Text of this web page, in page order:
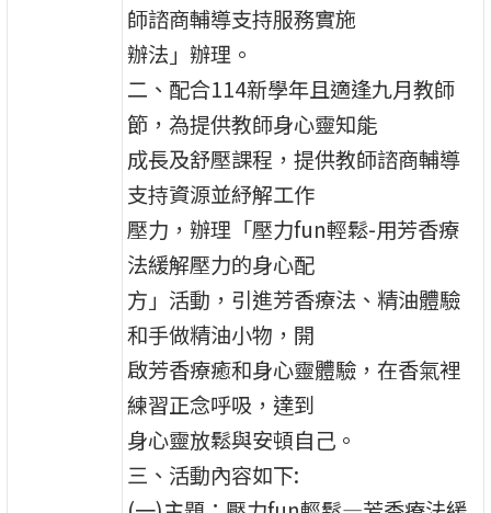
師諮商輔導支持服務實施
辦法」辦理。
二、配合114新學年且適逢九月教師
節，為提供教師身心靈知能
成長及舒壓課程，提供教師諮商輔導
支持資源並紓解工作
壓力，辦理「壓力fun輕鬆-用芳香療
法緩解壓力的身心配
方」活動，引進芳香療法、精油體驗
和手做精油小物，開
啟芳香療癒和身心靈體驗，在香氣裡
練習正念呼吸，達到
身心靈放鬆與安頓自己。
三、活動內容如下: